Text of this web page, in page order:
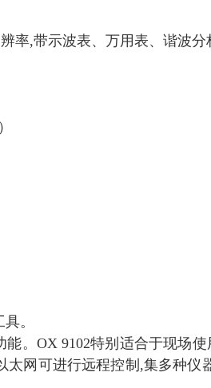
率,带示波表、万用表、谐波
。
。OX 9102特别适合于现场
网可进行远程控制,集多种仪